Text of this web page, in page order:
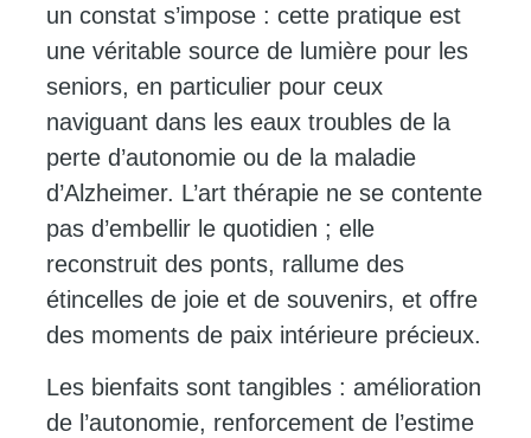
un constat s’impose : cette pratique est
une véritable source de lumière pour les
seniors, en particulier pour ceux
naviguant dans les eaux troubles de la
perte d’autonomie ou de la maladie
d’Alzheimer. L’art thérapie ne se contente
pas d’embellir le quotidien ; elle
reconstruit des ponts, rallume des
étincelles de joie et de souvenirs, et offre
des moments de paix intérieure précieux.
Les bienfaits sont tangibles : amélioration
de l’autonomie, renforcement de l’estime